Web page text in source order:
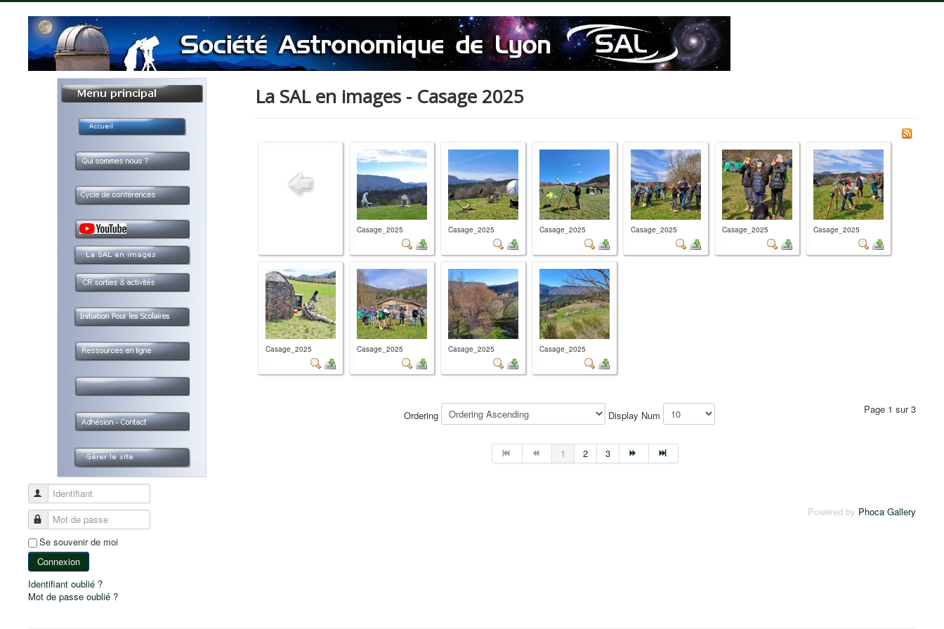
Identifiant
Mot de passe
Se souvenir de moi
Connexion
Identifiant oublié ?
Mot de passe oublié ?
La SAL en images - Casage 2025
Casage_2025 Casage_2025 Casage_2025 Casage_2025 Casage_2025 Casage_2025
Casage_2025 Casage_2025 Casage_2025 Casage_2025
Ordering Display Num Page 1 sur 3
1 2 3
Powered by Phoca Gallery